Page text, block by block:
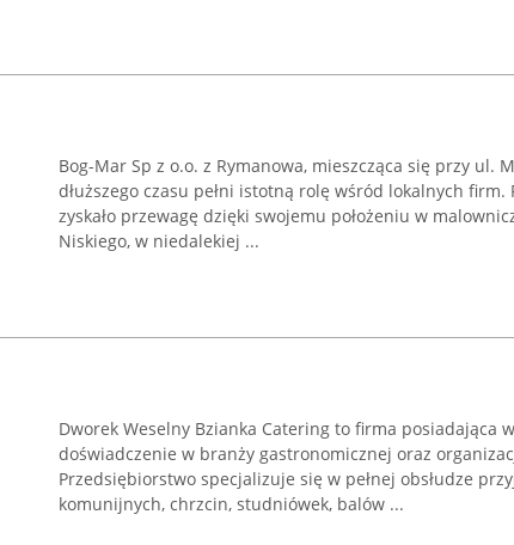
Bog-Mar Sp z o.o. z Rymanowa, mieszcząca się przy ul.
dłuższego czasu pełni istotną rolę wśród lokalnych
zyskało przewagę dzięki swojemu położeniu w
Niskiego, w niedalekiej ...
Dworek Weselny Bzianka Catering to firma posiadająca
doświadczenie w branży gastronomicznej oraz
Przedsiębiorstwo specjalizuje się w pełnej obsłudze
komunijnych, chrzcin, studniówek, balów ...